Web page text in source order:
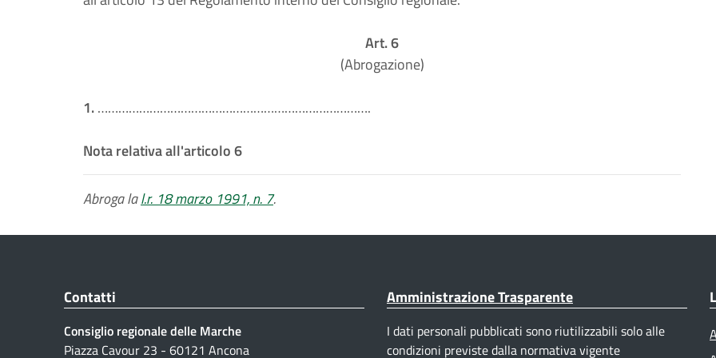
Art. 6
(Abrogazione)
1.…………………………………………………………………….
Nota relativa all'articolo 6
Abroga lal.r. 18 marzo 1991, n. 7.
Contatti
Consiglio regionale delle Marche
Piazza Cavour 23 - 60121 Ancona
Amministrazione Trasparente
I dati personali pubblicati sono riutilizzabili solo alle
condizioni previste dalla normativa vigente